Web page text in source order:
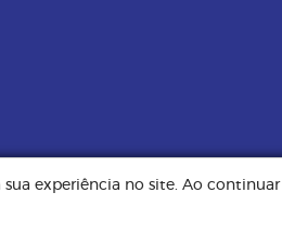
reservados. Implementação de
experiência no site. Ao